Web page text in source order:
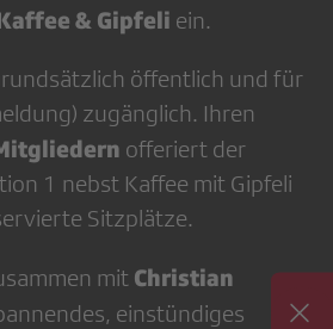
& Gipfeli ein.
öffentlich und für
zugänglich. Ihren
offeriert der
1 nebst Kaffee mit Gipfeli
Sitzplätze.
mit Christian
einstündiges